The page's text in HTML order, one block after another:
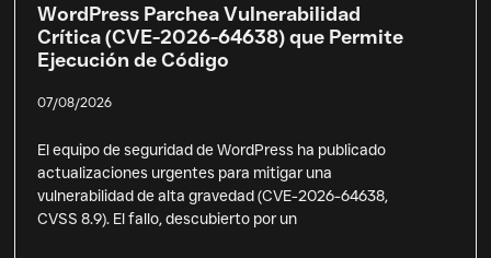
WordPress Parchea Vulnerabilidad
Crítica (CVE-2026-64638) que Permite
Ejecución de Código
07/08/2026
El equipo de seguridad de WordPress ha publicado
actualizaciones urgentes para mitigar una
vulnerabilidad de alta gravedad (CVE-2026-64638,
CVSS 8.9). El fallo, descubierto por un